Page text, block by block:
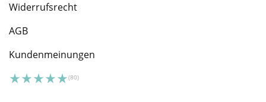
Widerrufsrecht
AGB
Kundenmeinungen